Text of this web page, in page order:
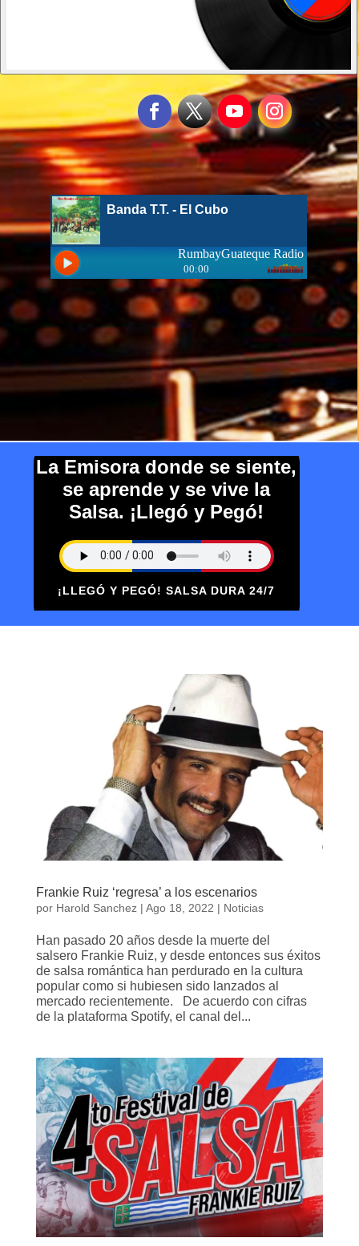
La Emisora donde se siente,
se aprende y se vive la
Salsa. ¡Llegó y Pegó!
¡LLEGÓ Y PEGÓ! SALSA DURA 24/7
Frankie Ruiz ‘regresa’ a los escenarios
por Harold Sanchez| Ago 18, 2022 | Noticias
Han pasado 20 años desde la muerte del
salsero Frankie Ruiz, y desde entonces sus éxitos
de salsa romántica han perdurado en la cultura
popular como si hubiesen sido lanzados al
mercado recientemente. De acuerdo con cifras
de la plataforma Spotify, el canal del...